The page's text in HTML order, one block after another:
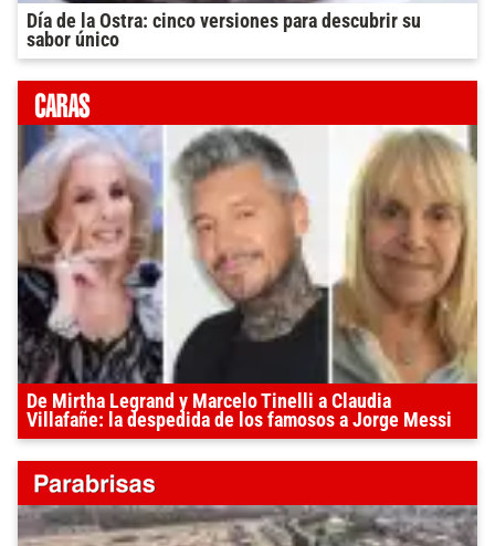
Día de la Ostra: cinco versiones para descubrir su
sabor único
De Mirtha Legrand y Marcelo Tinelli a Claudia
Villafañe: la despedida de los famosos a Jorge Messi